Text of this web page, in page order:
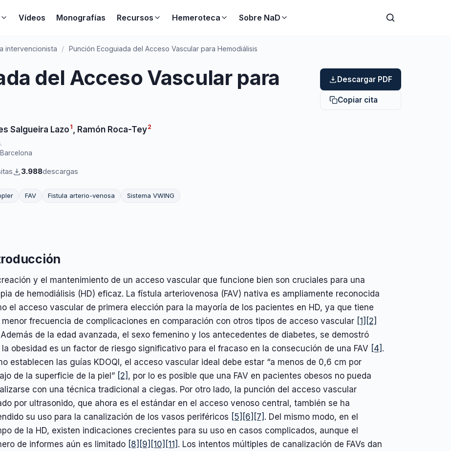
Vídeos Monografías Recursos Hemeroteca Sobre NaD
intervencionista / Punción Ecoguiada del Acceso Vascular para Hemodiálisis
del Acceso Vascular para
Descargar PDF
Copiar cita
Salgueira Lazo 1 Ramón Roca-Tey2
3.988descargas
FAV Fistula arterio-venosa Sistema VWING
y el mantenimiento de un acceso vascular que funcione bien son cruciales para una
de hemodiálisis (HD) eficaz. La fístula arteriovenosa (FAV) nativa es ampliamente reconocida
el acceso vascular de primera elección para la mayoría de los pacientes en HD, ya que tiene
menor frecuencia de complicaciones en comparación con otros tipos de acceso vascular [1] [2]
de la edad avanzada, el sexo femenino y los antecedentes de diabetes, se demostró
la obesidad es un factor de riesgo significativo para el fracaso en la consecución de una FAV [4] .
establecen las guías KDOQI, el acceso vascular ideal debe estar “a menos de 0,6 cm por
de la superficie de la piel” [2] , por lo es posible que una FAV en pacientes obesos no pueda
con una técnica tradicional a ciegas. Por otro lado, la punción del acceso vascular
por ultrasonido, que ahora es el estándar en el acceso venoso central, también se ha
su uso para la canalización de los vasos periféricos [5] [6] [7] . Del mismo modo, en el
de la HD, existen indicaciones crecientes para su uso en casos complicados, aunque el
de informes aún es limitado [8] [9] [10] [11] . Los intentos múltiples de canalización de FAVs dan